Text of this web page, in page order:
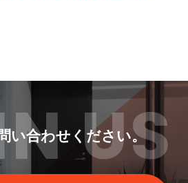
US
い合わせください。